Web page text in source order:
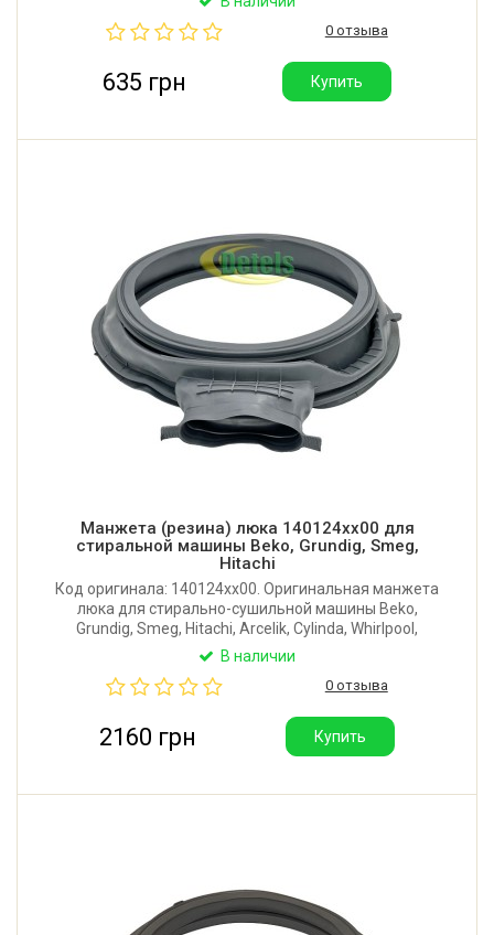
Arcelik, Blomberg, SEG, LG. Производитель: Турция.
0 отзыва
635 грн Купить
Манжета (резина) люка 140124xx00 для
стиральной машины Beko, Grundig, Smeg,
Hitachi
Код оригинала: 140124xx00. Оригинальная манжета
люка для стирально-сушильной машины Beko,
Grundig, Smeg, Hitachi, Arcelik, Cylinda, Whirlpool,
Hotpoint, Blomberg, Ariston.
В наличии
0 отзыва
2160 грн Купить